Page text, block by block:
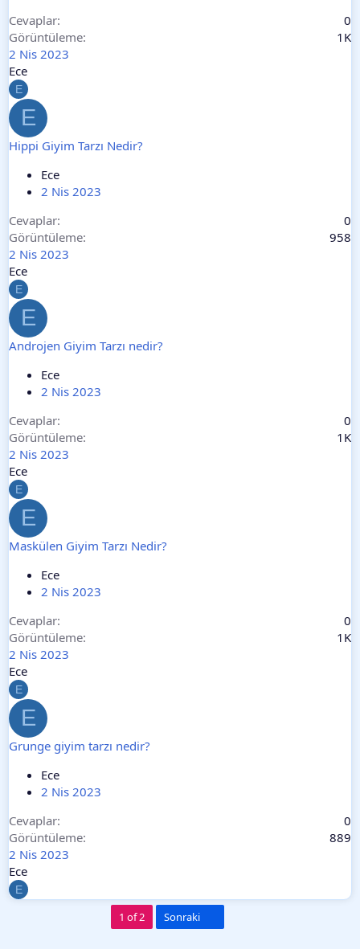
Cevaplar
0
Görüntüleme
1K
2 Nis 2023
Ece
E
E
Hippi Giyim Tarzı Nedir?
Ece
2 Nis 2023
Cevaplar
0
Görüntüleme
958
2 Nis 2023
Ece
E
E
Androjen Giyim Tarzı nedir?
Ece
2 Nis 2023
Cevaplar
0
Görüntüleme
1K
2 Nis 2023
Ece
E
E
Maskülen Giyim Tarzı Nedir?
Ece
2 Nis 2023
Cevaplar
0
Görüntüleme
1K
2 Nis 2023
Ece
E
E
Grunge giyim tarzı nedir?
Ece
2 Nis 2023
Cevaplar
0
Görüntüleme
889
2 Nis 2023
Ece
E
1 of 2 Sonraki